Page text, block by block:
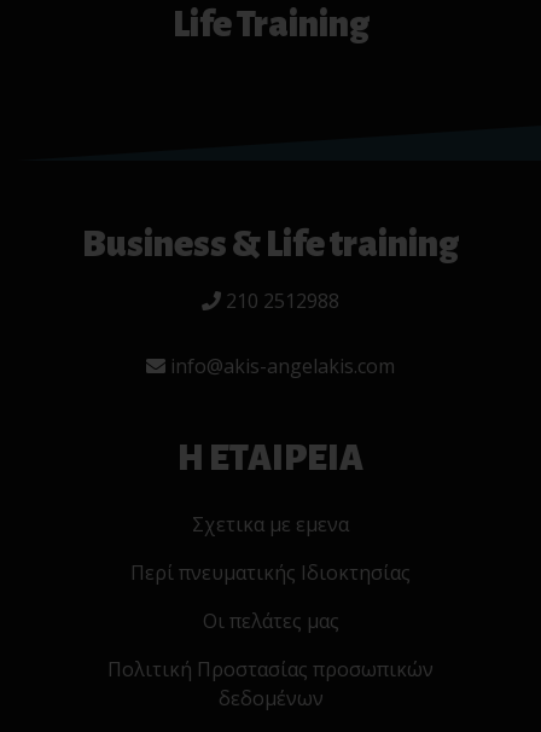
Life Training
Business & Life training
210 2512988
info@akis-angelakis.com
Η ΕΤΑΙΡΕΙΑ
Σχετικα με εμενα
Περί πνευματικής Ιδιοκτησίας
Οι πελάτες μας
Πολιτική Προστασίας προσωπικών
δεδομένων